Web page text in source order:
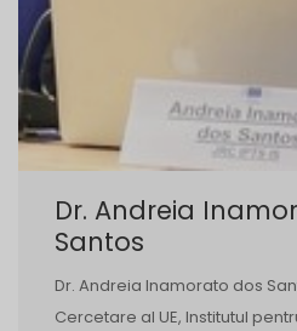
Dr. Andreia
Santos
Dr. Andreia Inamorato dos
Cercetare al UE, Institutul